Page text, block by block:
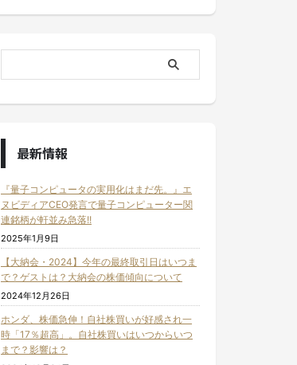
最新情報
『量子コンピュータの実用化はまだ先。』エ
ヌビディアCEO発言で量子コンピューター関
連銘柄が軒並み急落!!
2025年1月9日
【大納会・2024】今年の最終取引日はいつま
で？ゲストは？大納会の株価傾向について
2024年12月26日
ホンダ、株価急伸！自社株買いが好感され一
時「17％超高」。自社株買いはいつからいつ
まで？影響は？